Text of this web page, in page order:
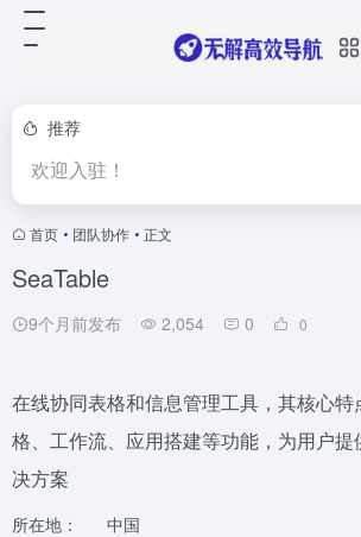
推荐
欢迎入驻！
首页 • 团队协作 • 正文
SeaTable
9个月前发布 2,054 0 0
在线协同表格和信息管理工具，其核心
格、工作流、应用搭建等功能，为用户
决方案
所在地：
中国